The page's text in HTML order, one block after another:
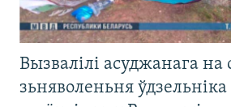
Вызвалілі асуджанага на
зьняволеньня ўдзельніка